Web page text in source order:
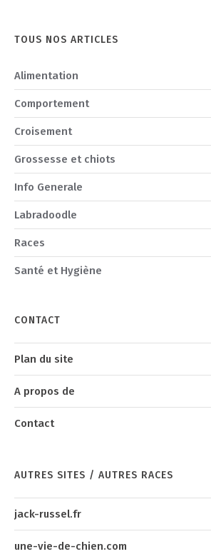
TOUS NOS ARTICLES
Alimentation
Comportement
Croisement
Grossesse et chiots
Info Generale
Labradoodle
Races
Santé et Hygiène
CONTACT
Plan du site
A propos de
Contact
AUTRES SITES / AUTRES RACES
jack-russel.fr
une-vie-de-chien.com